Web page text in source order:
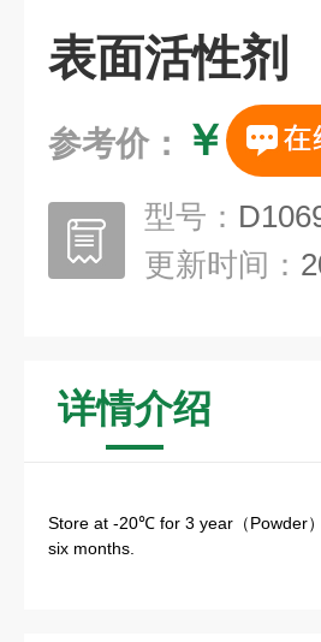
表面活性剂
参考价： ￥
型号：
更新时间：
详情介绍
Store at -20℃ for 3 year（Powder
six months.